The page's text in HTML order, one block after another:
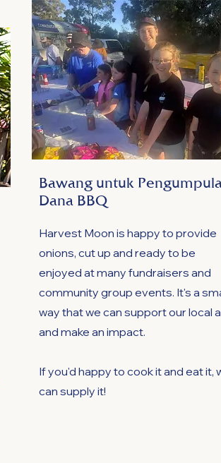
Bawang untuk
Dana BBQ
Harvest Moon is happy to provide
onions, cut up and ready to be
enjoyed at many fundraisers and
community group events. It's a
way that we can support our local
and make an impact.
If you'd happy to cook it and eat it,
can supply it!